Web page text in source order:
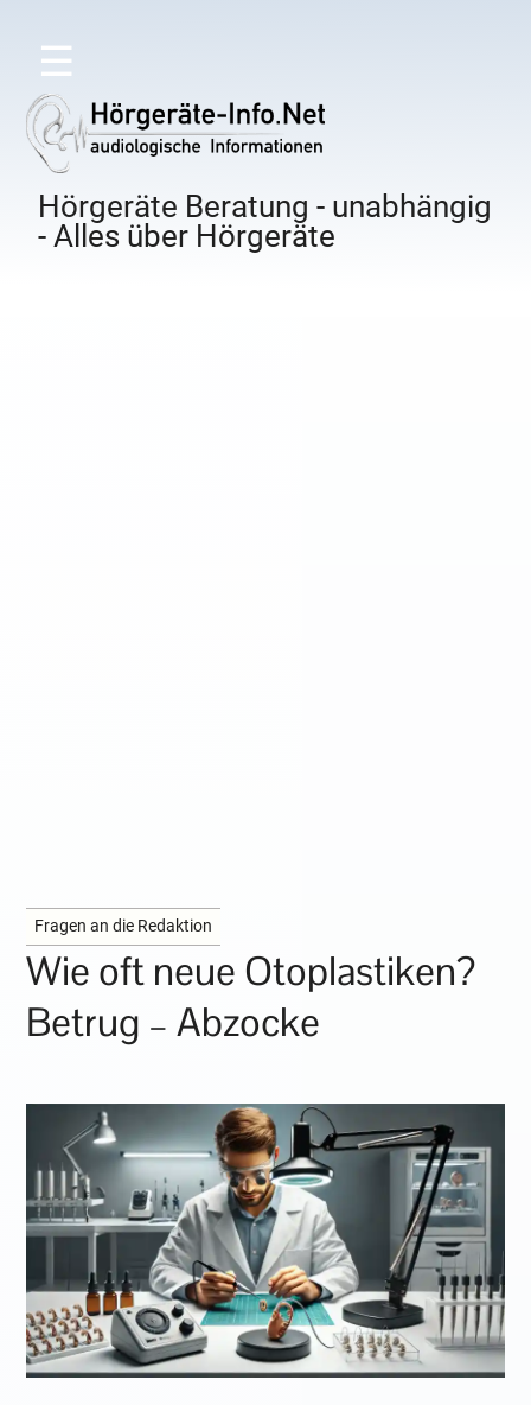
☰
Hörgeräte Beratung - unabhängig
- Alles über Hörgeräte
Fragen an die Redaktion
Wie oft neue Otoplastiken?
Betrug – Abzocke